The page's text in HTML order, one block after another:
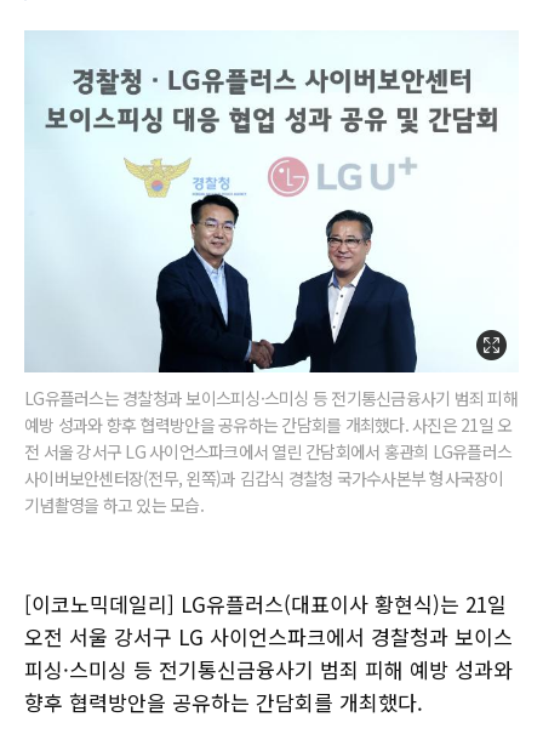
LG유플러스는 경찰청과 보이스피싱·스미싱 등 전기통신금융사기 범죄 피해
예방 성과와 향후 협력방안을 공유하는 간담회를 개최했다. 사진은 21일 오
전 서울 강서구 LG 사이언스파크에서 열린 간담회에서 홍관희 LG유플러스
사이버보안센터장(전무, 왼쪽)과 김갑식 경찰청 국가수사본부 형사국장이
기념촬영을 하고 있는 모습.
[이코노믹데일리] LG유플러스(대표이사 황현식)는 21일
오전 서울 강서구 LG 사이언스파크에서 경찰청과 보이스
피싱·스미싱 등 전기통신금융사기 범죄 피해 예방 성과와
향후 협력방안을 공유하는 간담회를 개최했다.